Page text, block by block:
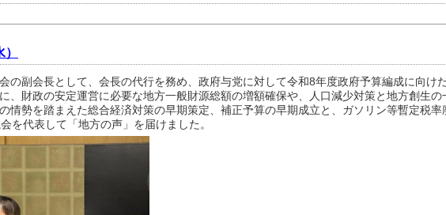
の副会長として、会長の代行を務め、政府与党に対して令和8年度政府予算編成に向け
、 財政の安定運営に必要な地方一般財源総額の増額確保や、人口減少対策と地方創生
情勢を踏まえた総合経済対策の早期策定、補正予算の早期成立と、ガソリン等暫定税
を代表して「地方の声」を届けました。